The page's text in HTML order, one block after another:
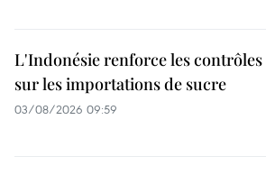
L'Indonésie renforce les contrôles
sur les importations de sucre
03/08/2026 09:59